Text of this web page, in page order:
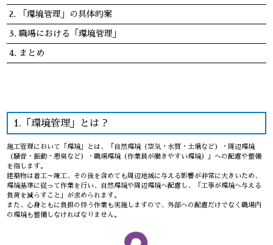
「環境管理」の具体的案
職場における「環境管理」
まとめ
1.「環境管理」とは？
施工管理において「環境」とは、「自然環境（空気・水質・土壌など）・周辺環境
（騒音・振動・悪臭など）・職場環境（作業員が働きやすい環境）」への配慮や整備
を指します。
建築物は着工～竣工、その後を含めても周辺地域に与える影響が非常に大きいため、
環境基準に従って作業を行い、自然環境や周辺環境へ配慮し、「工事が環境へ与える
負荷を減らすこと」が求められます。
また、心身ともに負担の伴う作業も実施しますので、外部への配慮だけでなく職場内
の環境も整備しなければなりません。